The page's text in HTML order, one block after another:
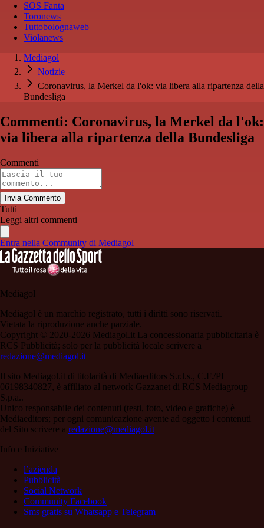
SOS Fanta
Toronews
Tuttobolognaweb
Violanews
Mediagol
Notizie
Coronavirus, la Merkel da l'ok: via libera alla ripartenza della
Bundesliga
Commenti: Coronavirus, la Merkel da l'ok:
via libera alla ripartenza della Bundesliga
Commenti
Invia Commento
Tutti
Leggi altri commenti
Entra nella Community di Mediagol
Mediagol
Mediagol è un marchio registrato, tutti i diritti sono riservati.
Vietata la riproduzione anche parziale.
Copyright © 2020-2026 Mediagol.it La concessionaria pubblicitaria è
RCS Pubblicità; solo per la pubblicità locale scrivere a
redazione@mediagol.it
Il sito Mediagol.it di titolarità di Mediaeditors S.r.l.s., C.F./PI
06198340827, è affiliato al network Gazzanet di RCS Mediagroup
S.p.a..
Unico responsabile dei contenuti (testi, foto, video e grafiche) è
Mediaeditors; per ogni comunicazione avente ad oggetto i contenuti
del Sito scrivere a redazione@mediagol.it
Info e Iniziative
l’azienda
Pubblicità
Social Network
Community Facebook
Sms gratis su Whatsapp e Telegram